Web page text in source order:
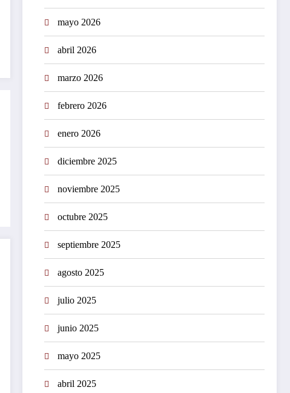
mayo 2026
abril 2026
marzo 2026
febrero 2026
enero 2026
diciembre 2025
noviembre 2025
octubre 2025
septiembre 2025
agosto 2025
julio 2025
junio 2025
mayo 2025
abril 2025